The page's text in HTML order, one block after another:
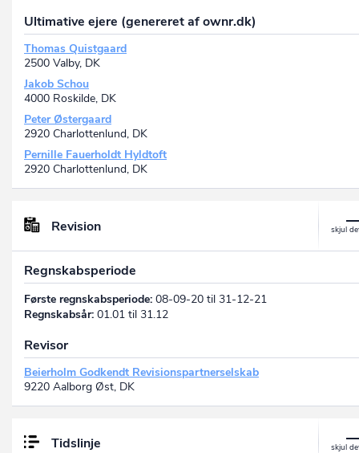
Ultimative ejere (genereret af ownr.dk)
Thomas Quistgaard
2500 Valby, DK
Jakob Schou
4000 Roskilde, DK
Peter Østergaard
2920 Charlottenlund, DK
Pernille Fauerholdt Hyldtoft
2920 Charlottenlund, DK
Revision
Regnskabsperiode
Første regnskabsperiode: 08-09-20 til 31-12-21
Regnskabsår: 01.01 til 31.12
Revisor
Beierholm Godkendt Revisionspartnerselskab
9220 Aalborg Øst, DK
Tidslinje